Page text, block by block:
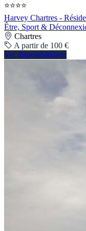
⭐⭐⭐⭐
Harvey Chartres -
Être, Sport &
Chartres
A partir de 100 €
Ver disponibilidade